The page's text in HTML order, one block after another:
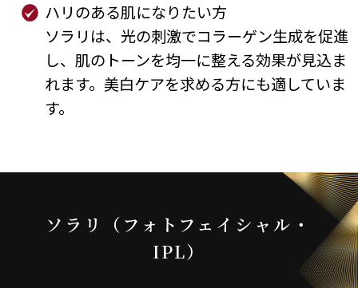
ハリのある肌になりたい方
ソラリは、光の刺激でコラーゲン生成を促進
し、肌のトーンを均一に整える効果が見込ま
れます。美白ケアを求める方にも適していま
す。
ソラリ（フォトフェイシャル・
IPL）